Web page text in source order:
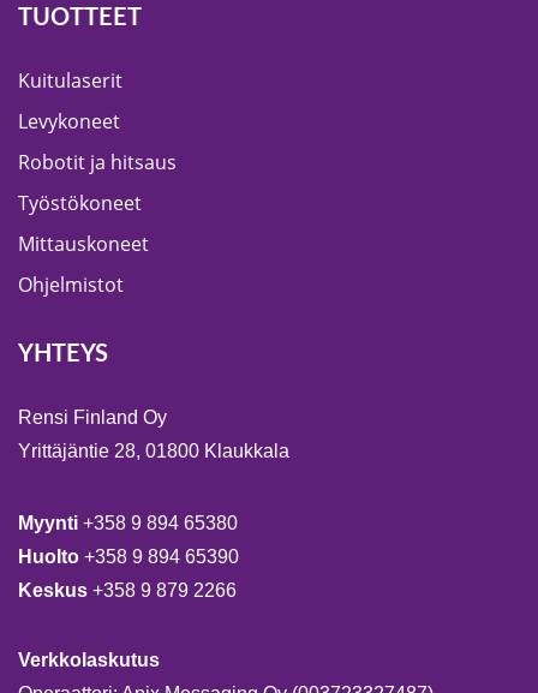
TUOTTEET
Kuitulaserit
Levykoneet
Robotit ja hitsaus
Työstökoneet
Mittauskoneet
Ohjelmistot
YHTEYS
Rensi Finland Oy
Yrittäjäntie 28, 01800 Klaukkala
Myynti +358 9 894 65380
Huolto +358 9 894 65390
Keskus +358 9 879 2266
Verkkolaskutus